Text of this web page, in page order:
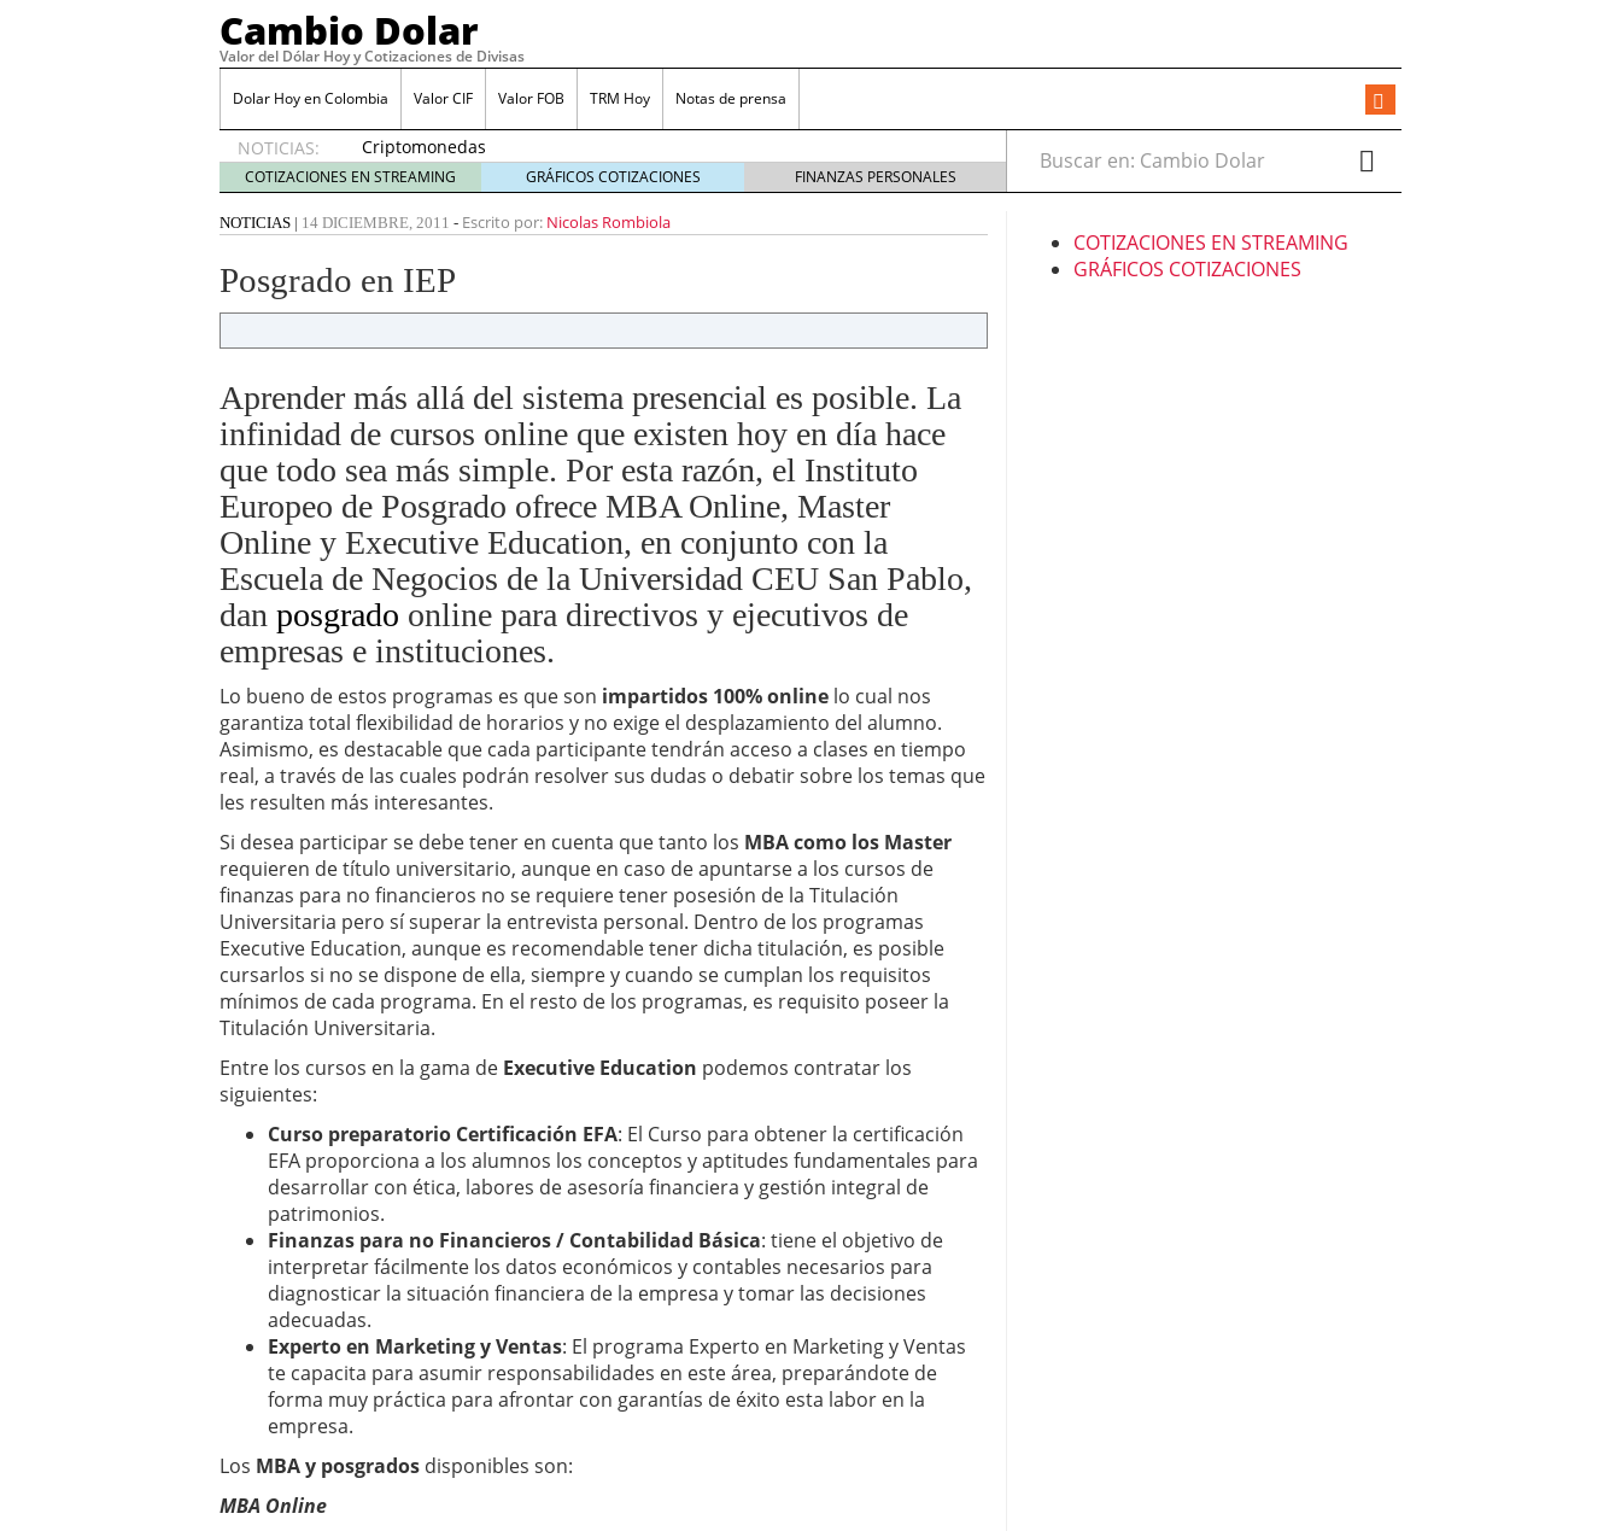
Cambio Dolar
Valor del Dólar Hoy y Cotizaciones de Divisas
Dolar Hoy en Colombia Valor CIF Valor FOB TRM Hoy Notas de prensa
NOTICIAS:
Criptomonedas
estables:
una
alternativa
para
proteger
tus
ahorros
junio 10,
2025
Impulsa la acción del usuario en redes sociales: Estrategias y herramientas
para aumentar tus conversiones marzo 18, 2024
La guía definitiva para encontrar préstamos en línea confiables febrero 8,
2024
Colbet: La mejor casa de apuestas de Colombia enero 24, 2024
Betsson: La mejor casa de apuestas de Colombia
COTIZACIONES EN STREAMING GRÁFICOS COTIZACIONES FINANZAS PERSONALES
Buscar en:
NOTICIAS | 14 DICIEMBRE, 2011 - Escrito por: Nicolas Rombiola
Posgrado en IEP
Aprender más allá del sistema presencial es posible. La
infinidad de cursos online que existen hoy en día hace
que todo sea más simple. Por esta razón, el Instituto
Europeo de Posgrado ofrece MBA Online, Master
Online y Executive Education, en conjunto con la
Escuela de Negocios de la Universidad CEU San Pablo,
dan posgrado online para directivos y ejecutivos de
empresas e instituciones.
Lo bueno de estos programas es que son impartidos 100% online lo cual nos
garantiza total flexibilidad de horarios y no exige el desplazamiento del alumno.
Asimismo, es destacable que cada participante tendrán acceso a clases en tiempo
real, a través de las cuales podrán resolver sus dudas o debatir sobre los temas que
les resulten más interesantes.
Si desea participar se debe tener en cuenta que tanto los MBA como los Master
requieren de título universitario, aunque en caso de apuntarse a los cursos de
finanzas para no financieros no se requiere tener posesión de la Titulación
Universitaria pero sí superar la entrevista personal. Dentro de los programas
Executive Education, aunque es recomendable tener dicha titulación, es posible
cursarlos si no se dispone de ella, siempre y cuando se cumplan los requisitos
mínimos de cada programa. En el resto de los programas, es requisito poseer la
Titulación Universitaria.
Entre los cursos en la gama de Executive Education podemos contratar los
siguientes:
Curso preparatorio Certificación EFA: El Curso para obtener la certificación
EFA proporciona a los alumnos los conceptos y aptitudes fundamentales para
desarrollar con ética, labores de asesoría financiera y gestión integral de
patrimonios.
Finanzas para no Financieros / Contabilidad Básica: tiene el objetivo de
interpretar fácilmente los datos económicos y contables necesarios para
diagnosticar la situación financiera de la empresa y tomar las decisiones
adecuadas.
Experto en Marketing y Ventas: El programa Experto en Marketing y Ventas
te capacita para asumir responsabilidades en este área, preparándote de
forma muy práctica para afrontar con garantías de éxito esta labor en la
empresa.
Los MBA y posgrados disponibles son:
MBA Online
COTIZACIONES EN STREAMING
GRÁFICOS COTIZACIONES